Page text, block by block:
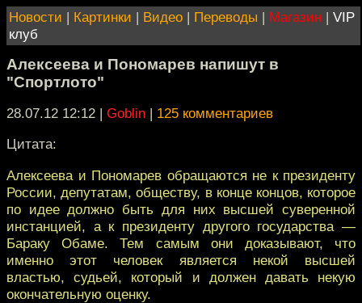
Новости | Картинки | Видео | Переводы | Магазин | VIP
клуб
Алексеева и Пономарев напишут в
"Спортлото"
28.07.12 12:12 | Goblin | 125 комментариев
Цитата:
Алексеева и Пономарев обращаются не к президенту
России, депутатам, обществу, в конце концов, которое
по идее должно быть для них высшей суверенной
инстанцией, а к президенту другого государства —
Бараку Обаме. Тем самым они доказывают, что
именно этот человек является некой высшей
властью, судьей, который и должен давать некую
окончательную оценку.